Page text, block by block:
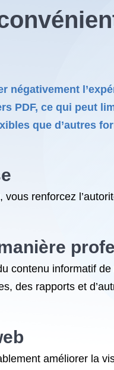
négativement
PDF, ce qui peut
que d’autres
renforcez
contenu informatif
des rapports et
améliorer la